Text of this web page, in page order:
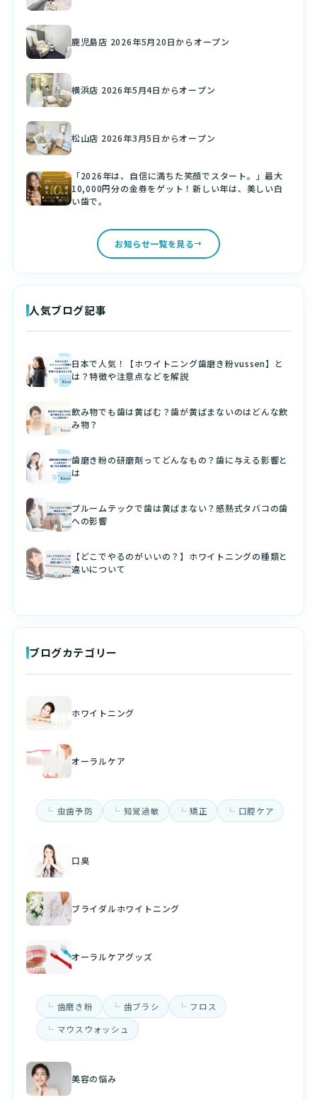
鹿児島店 2026年5月20日からオープン
横浜店 2026年5月4日からオープン
松山店 2026年3月5日からオープン
「2026年は、自信に満ちた笑顔でスタート。」最大
10,000円分の金券をゲット！新しい年は、美しい白
い歯で。
お知らせ一覧を見る
人気ブログ記事
日本で人気！【ホワイトニング歯磨き粉vussen】と
は？特徴や注意点などを解説
飲み物でも歯は黄ばむ？歯が黄ばまないのはどんな飲
み物？
歯磨き粉の研磨剤ってどんなもの？歯に与える影響と
は
プルームテックで歯は黄ばまない？感熱式タバコの歯
への影響
【どこでやるのがいいの？】ホワイトニングの種類と
違いについて
ブログカテゴリー
ホワイトニング
オーラルケア
虫歯予防 知覚過敏 矯正 口腔ケア
口臭
ブライダルホワイトニング
オーラルケアグッズ
歯磨き粉 歯ブラシ
フロス
マウスウォッシュ
美容の悩み